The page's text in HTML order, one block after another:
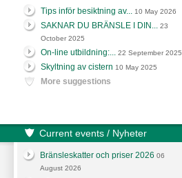
Tips inför besiktning av... 10 May 2026
SAKNAR DU BRÄNSLE I DIN... 23
October 2025
On-line utbildning:... 22 September 2025
Skyltning av cistern 10 May 2025
More suggestions
Current events / Nyheter
Bränsleskatter och priser 2026 06
August 2026